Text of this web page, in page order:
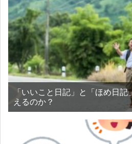
「いいこと日記」と「ほめ日
えるのか？